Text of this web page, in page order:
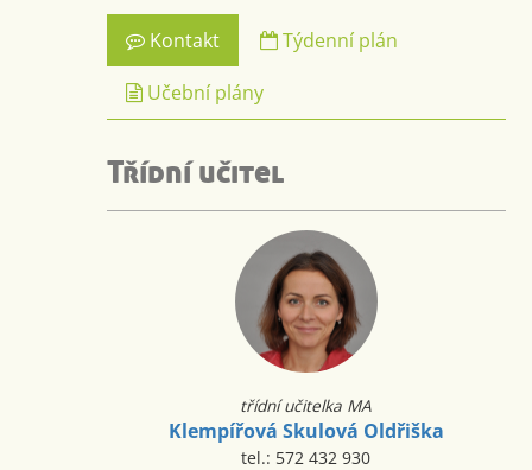
Kontakt
Týdenní plán
Učební plány
Třídní učitel
třídní učitelka MA
Klempířová Skulová Oldřiška
tel.: 572 432 930